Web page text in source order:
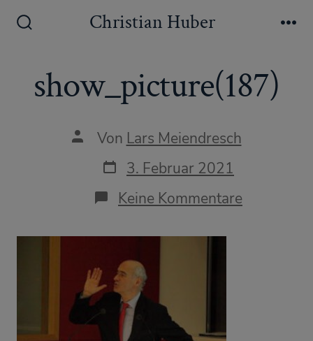
Inhalt
Christian Huber
show_picture(187)
Autor
Beitrags
Von Lars Meiendresch
Datum
des
Beitrags
3. Februar 2021
Keine Kommentare